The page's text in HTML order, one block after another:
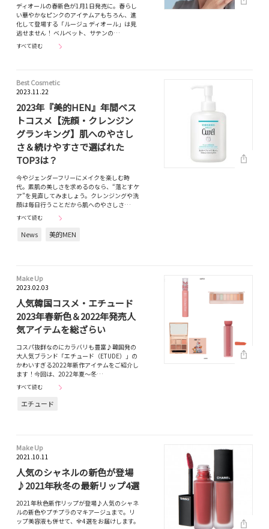
ディオールの春新色が1月1日発売に。春らし
い華やかなピンクのアイテムアもちろん、進
化して登場する「ルージュ ディオール」は見
逃せません！ ベルベット、サテンの…
すべて読む
Best Cosmetic
2023.11.22
2023年『美的HEN』年間ベス
トコスメ【洗顔・クレンジン
グランキング】肌へのやさし
さ＆続けやすさで選ばれた
TOP3は？
今やジェンダーフリーにメイクを楽しむ時
代。素肌の美しさを求めるのなら、“落とすケ
ア”を見直してみましょう。クレンジングや洗
顔は毎日行うことだから肌へのやさしさ…
すべて読む
News 美的MEN
Make Up
2023.02.03
人気韓国コスメ・エチュード
2023年春新色＆2022年発売人
気アイテムを総ざらい
コスパ抜群なのにカラバリも豊富♪韓国発の
大人気ブランド「エチュード（ETUDE）」の
かわいすぎる2022年新作アイテムをご紹介し
ます！今回は、2022年夏〜冬…
すべて読む
エチュード
Make Up
2021.10.11
人気のシャネルの新色が登場
♪2021年秋冬の最新リップ4選
2021年秋色新作リップが登場♪人気のシャネ
ルの新色やプチプラのマキアージュまで。リ
ップ美容液も併せて、全4選をお届けします。